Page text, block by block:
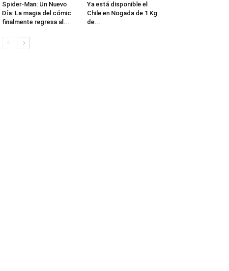
Spider-Man: Un Nuevo
Día: La magia del cómic
finalmente regresa al...
Ya está disponible el
Chile en Nogada de 1 Kg
de...